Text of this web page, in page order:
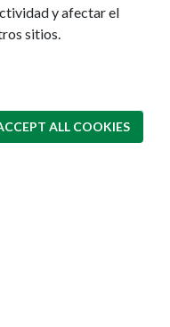
y afectar el
sitios.
ALL COOKIES